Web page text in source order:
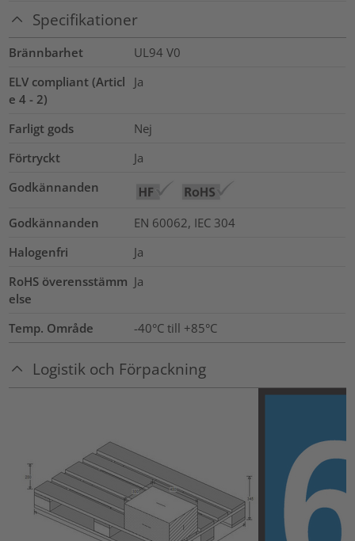
Specifikationer
Brännbarhet
UL94 V0
ELV compliant (Articl
e 4 - 2)
Ja
Farligt gods
Nej
Förtryckt
Ja
Godkännanden
Godkännanden
EN 60062, IEC 304
Halogenfri
Ja
RoHS överensstämm
else
Ja
Temp. Område -40°C till +85°C
Logistik och Förpackning